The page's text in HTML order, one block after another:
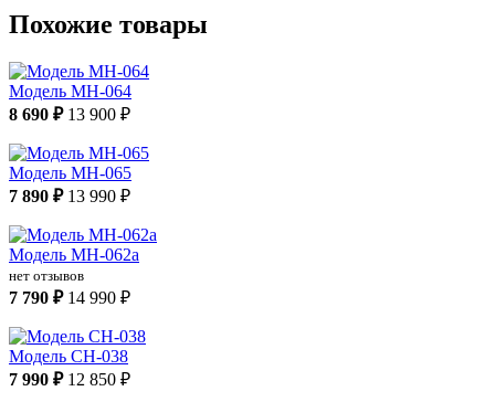
Похожие товары
Модель МН-064
8 690 ₽ 13 900 ₽
Модель МН-065
7 890 ₽ 13 990 ₽
Модель МН-062а
нет отзывов
7 790 ₽ 14 990 ₽
Модель СН-038
7 990 ₽ 12 850 ₽